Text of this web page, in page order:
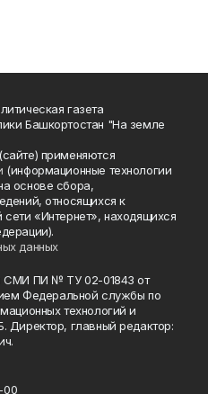
газета
Башкортостан "На земле
применяются
(информационные технологии
основе сбора,
относящихся к
«Интернет», находящихся
данных
СМИ ПИ № ТУ 02-01843 от
Федеральной службы по
технологий и
Директор, главный редактор:
00